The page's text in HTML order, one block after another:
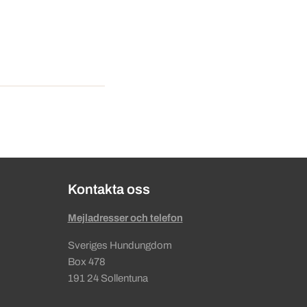
Kontakta oss
Mejladresser och telefon
Sveriges Hundungdom
Box 478
191 24 Sollentuna